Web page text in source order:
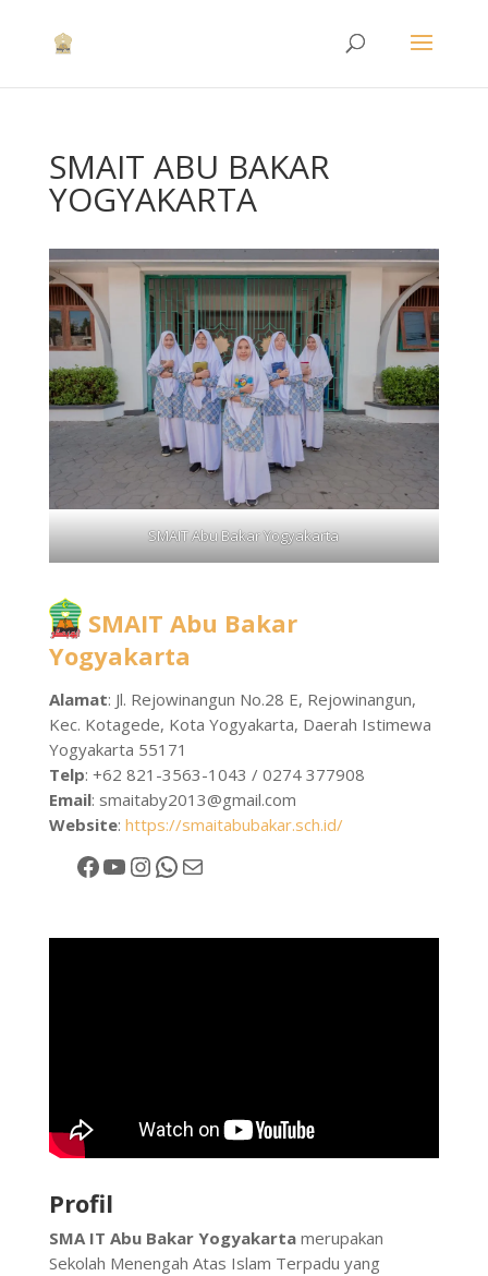
SMAIT ABU BAKAR
YOGYAKARTA
SMAIT Abu Bakar Yogyakarta
SMAIT Abu Bakar
Yogyakarta
Alamat: Jl. Rejowinangun No.28 E, Rejowinangun,
Kec. Kotagede, Kota Yogyakarta, Daerah Istimewa
Yogyakarta 55171
Telp: +62 821-3563-1043 / 0274 377908
Email: smaitaby2013@gmail.com
Website: https://smaitabubakar.sch.id/
Facebook
YouTube
Instagram
WhatsApp
Mail
Profil
SMA IT Abu Bakar Yogyakartamerupakan
Sekolah Menengah Atas Islam Terpadu yang